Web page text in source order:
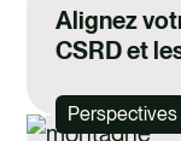
Alignez
CSRD et
Perspectives